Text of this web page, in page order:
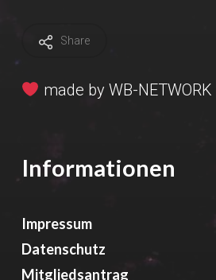
Share
made by WB-NETWORK
Informationen
Impressum
Datenschutz
Mitgliedsantrag